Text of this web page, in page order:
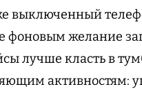
выключенный
фоновым желание
лучше класть в
активностям: